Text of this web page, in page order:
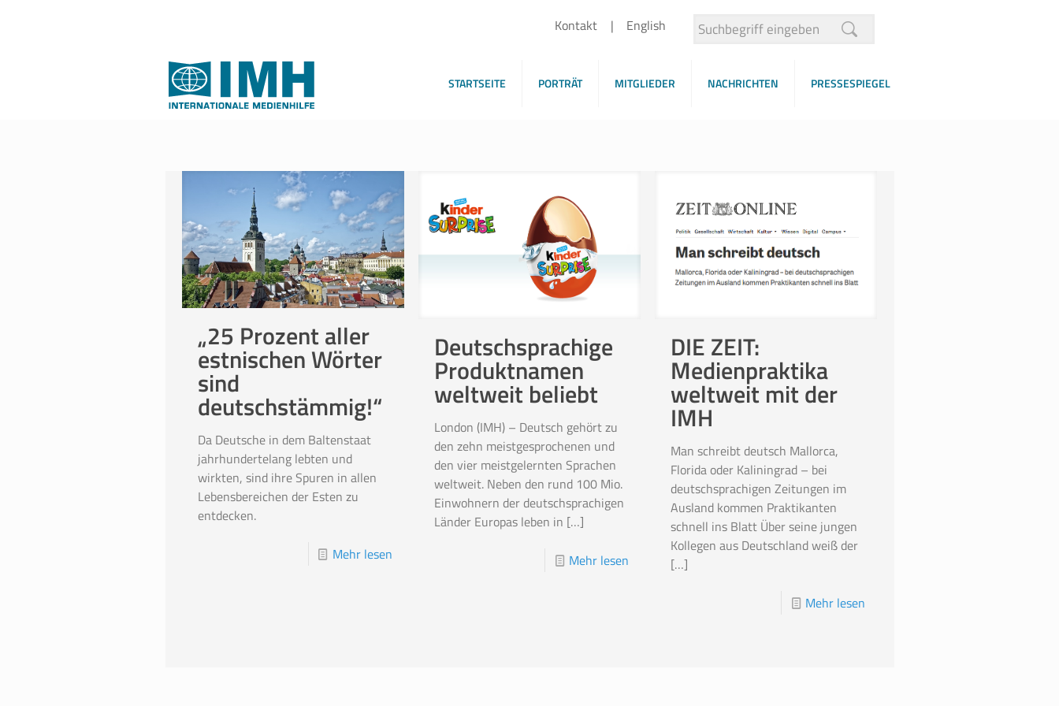
Kontakt English
STARTSEITE PORTRÄT MITGLIEDER NACHRICHTEN PRESSESPIEGEL
„25 Prozent aller
estnischen Wörter
sind
deutschstämmig!“
Da Deutsche in dem Baltenstaat
jahrhundertelang lebten und
wirkten, sind ihre Spuren in allen
Lebensbereichen der Esten zu
entdecken.
Mehr lesen
Deutschsprachige
Produktnamen
weltweit beliebt
London (IMH) – Deutsch gehört zu
den zehn meistgesprochenen und
den vier meistgelernten Sprachen
weltweit. Neben den rund 100 Mio.
Einwohnern der deutschsprachigen
Länder Europas leben in […]
Mehr lesen
DIE ZEIT:
Medienpraktika
weltweit mit der
IMH
Man schreibt deutsch Mallorca,
Florida oder Kaliningrad – bei
deutschsprachigen Zeitungen im
Ausland kommen Praktikanten
schnell ins Blatt Über seine jungen
Kollegen aus Deutschland weiß der
[…]
Mehr lesen